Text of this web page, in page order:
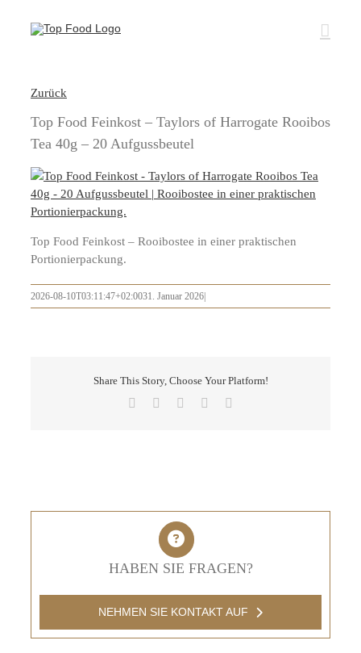
Inhalt
Zurück
Top Food Feinkost – Taylors of Harrogate Rooibos
Tea 40g – 20 Aufgussbeutel
Top Food Feinkost – Rooibostee in einer praktischen
Portionierpackung.
2026-08-10T03:11:47+02:0031. Januar 2026
Share This Story, Choose Your Platform!
Facebook LinkedInPinterest
HABEN SIE FRAGEN?
NEHMEN SIE KONTAKT AUF